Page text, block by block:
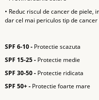
• Reduc riscul de cancer de piele,
dar cel mai periculos tip de cancer
SPF 6-10 - Protectie scazuta
SPF 15-25 - Protectie medie
SPF 30-50 - Protectie ridicata
SPF 50+ - Protectie foarte mare